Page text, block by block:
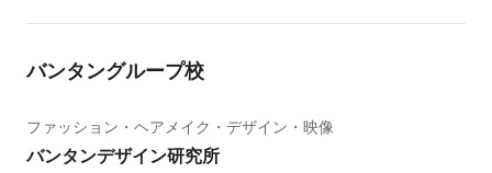
バンタングループ校
ファッション・ヘアメイク・デザイン・映像
バンタンデザイン研究所